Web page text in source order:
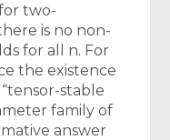
two-
is no non-
for all n. For
the existence
stable
family of
answer